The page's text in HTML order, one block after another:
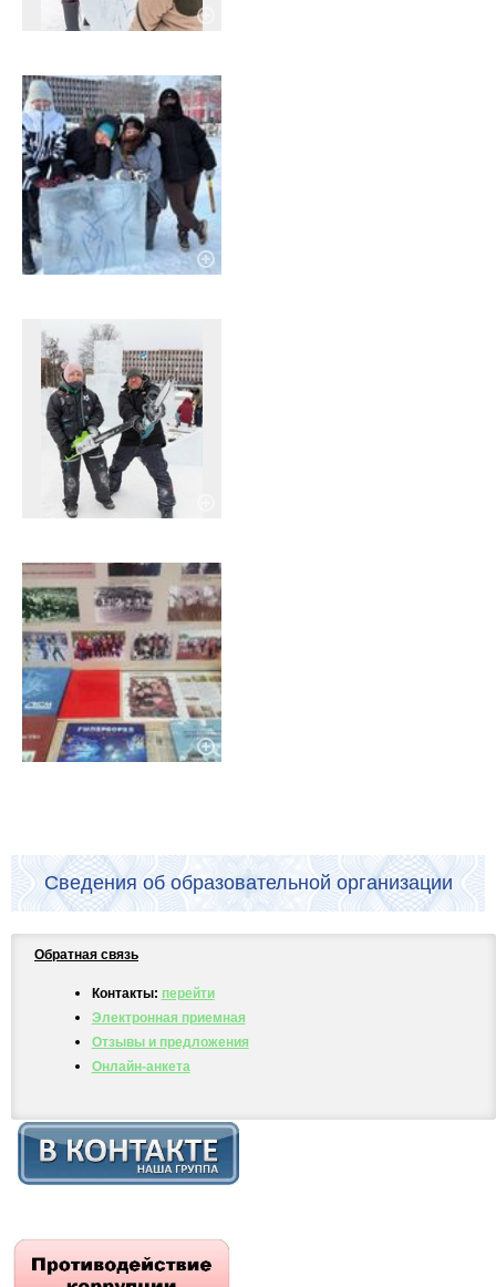
Сведения об образовательной организации
Обратная связь
Контакты: перейти
Электронная приемная
Отзывы и предложения
Онлайн-анкета